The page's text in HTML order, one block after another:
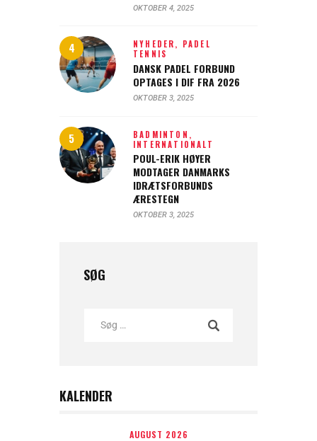
OKTOBER 4, 2025
NYHEDER, PADEL
TENNIS
DANSK PADEL FORBUND
OPTAGES I DIF FRA 2026
OKTOBER 3, 2025
BADMINTON,
INTERNATIONALT
POUL-ERIK HØYER
MODTAGER DANMARKS
IDRÆTSFORBUNDS
ÆRESTEGN
OKTOBER 3, 2025
SØG
KALENDER
AUGUST 2026